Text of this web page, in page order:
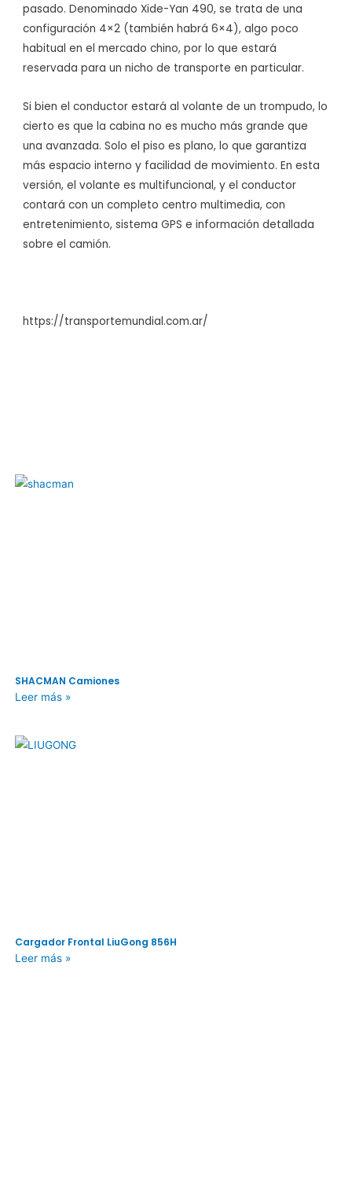
pasado. Denominado Xide-Yan 490, se trata de una
configuración 4×2 (también habrá 6×4), algo poco
habitual en el mercado chino, por lo que estará
reservada para un nicho de transporte en particular.
Si bien el conductor estará al volante de un trompudo, lo
cierto es que la cabina no es mucho más grande que
una avanzada. Solo el piso es plano, lo que garantiza
más espacio interno y facilidad de movimiento. En esta
versión, el volante es multifuncional, y el conductor
contará con un completo centro multimedia, con
entretenimiento, sistema GPS e información detallada
sobre el camión.
https://transportemundial.com.ar/
SHACMAN Camiones
Leer más »
Cargador Frontal LiuGong 856H
Leer más »